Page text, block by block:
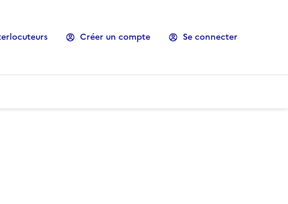
Créer un compte Se connecter